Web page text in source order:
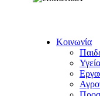
Κοινωνία
Υγεία